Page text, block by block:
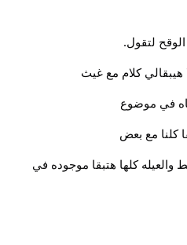
لتقول.
هيبقالي كلام مع غيث
في موضوع
كلنا مع بعض
كلها هتبقا موجوده في